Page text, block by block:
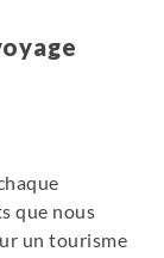
que nous
un tourisme